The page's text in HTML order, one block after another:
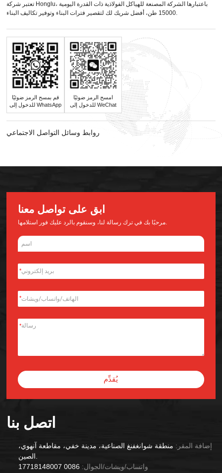
تعتبر شركة Honglu، باعتبارها الشركة المصنعة للهياكل الفولاذية ذات القدرة اليومية
15000 طن، أفضل شريك لك لتقصير فترات البناء وتوفير تكاليف البناء.
قم بمسح الرمز ضوئيًا
للدخول إلى WhatsApp
امسح الرمز ضوئيًا
للدخول إلى WeChat
روابط وسائل التواصل الاجتماعي
اتصل بنا
إضافة المقر: منطقة شوانغفنغ الصناعية، مدينة خفي، مقاطعة آنهوي،
واتساب/ويشات/الجوال: 0086 17718148007
ابق على تواصل معنا
مرحبًا بك في ترك رسالة لنا، وسنقوم بالرد عليك فور استلامها.
*
*
*
يُقدِّم